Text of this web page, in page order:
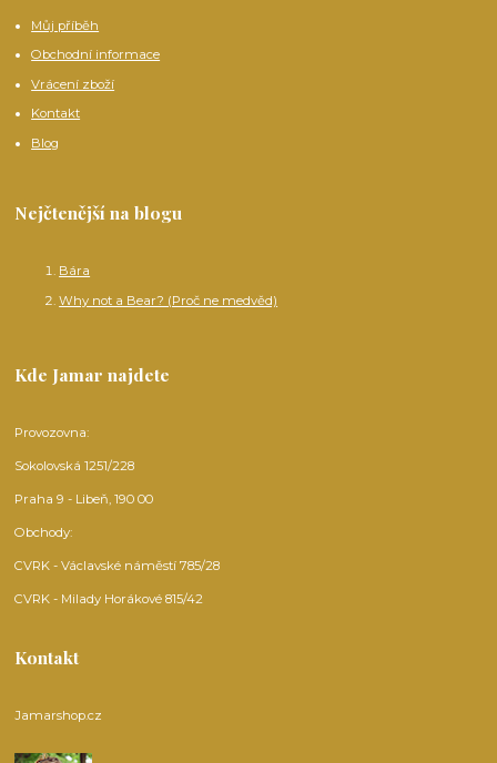
Můj příběh
Obchodní informace
Vrácení zboží
Kontakt
Blog
Nejčtenější na blogu
Bára
Why not a Bear? (Proč ne medvěd)
Kde Jamar najdete
Provozovna:
Sokolovská 1251/228
Praha 9 - Libeň, 190 00
Obchody:
CVRK - Václavské náměstí 785/28
CVRK - Milady Horákové 815/42
Kontakt
Jamarshop.cz